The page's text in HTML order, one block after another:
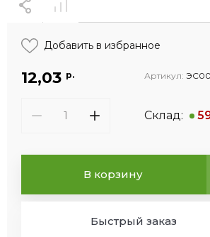
Добавить в избранное
12,03 р. Артикул:
Склад:
В корзину
Быстрый заказ